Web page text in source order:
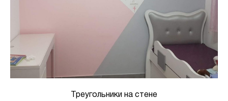
Треугольники на стене